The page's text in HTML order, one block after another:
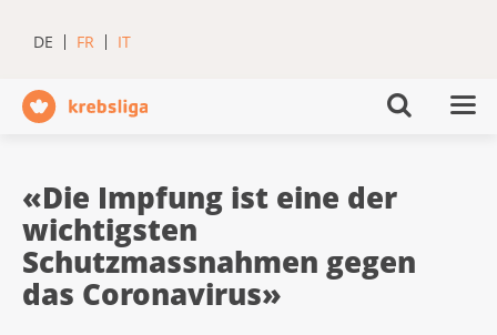
DE FR IT
«Die Impfung ist eine der
wichtigsten
Schutzmassnahmen gegen
das Coronavirus»